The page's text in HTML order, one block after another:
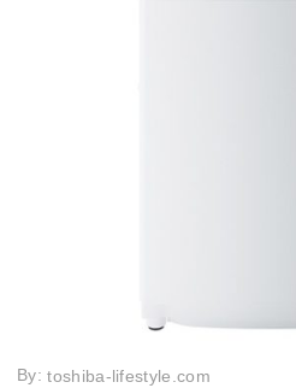
By:toshiba-lifestyle.com